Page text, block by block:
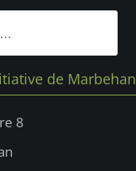
de Marbehan
8